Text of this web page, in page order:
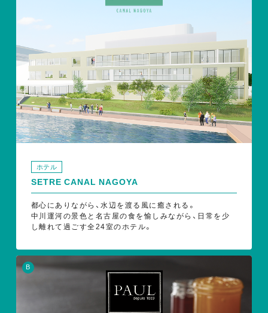
ホテル
SETRE CANAL NAGOYA
都心にありながら、水辺を渡る風に癒される。
中川運河の景色と名古屋の食を愉しみながら、日常を少
し離れて過ごす全24室のホテル。
B